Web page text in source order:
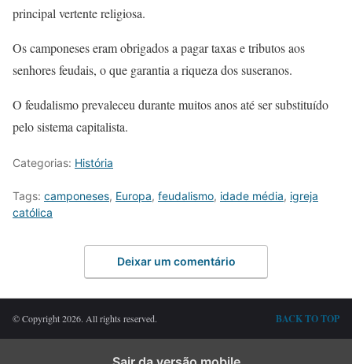
principal vertente religiosa.
Os camponeses eram obrigados a pagar taxas e tributos aos
senhores feudais, o que garantia a riqueza dos suseranos.
O feudalismo prevaleceu durante muitos anos até ser substituído
pelo sistema capitalista.
Categorias: História
Tags: camponeses, Europa, feudalismo, idade média, igreja
católica
Deixar um comentário
© Copyright 2026. All rights reserved. BACK TO TOP